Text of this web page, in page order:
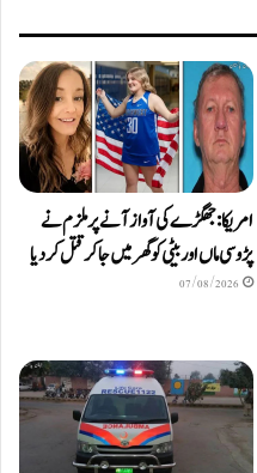
امریکا: جھگڑے کی آواز آنے پر ملزم نے
پڑوسی ماں اور بیٹی کو گھر میں جا کر قتل کر دیا
07/08/2026